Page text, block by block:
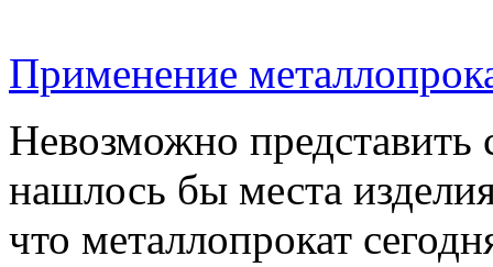
Применение
Невозможно представить
нашлось бы места
что металлопрокат